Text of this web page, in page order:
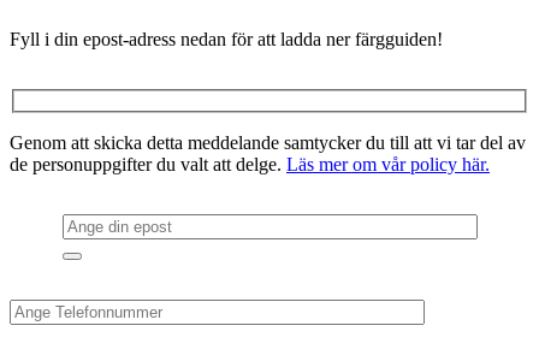
Fyll i din epost-adress nedan för att ladda ner färgguiden!
Genom att skicka detta meddelande samtycker du till att vi tar del av
de personuppgifter du valt att delge. Läs mer om vår policy här.